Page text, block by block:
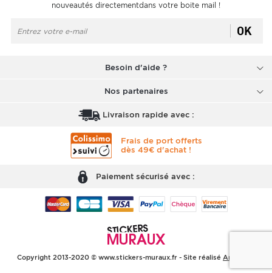
nouveautés directementdans votre boite mail !
OK
Besoin d'aide ?
Nos partenaires
Livraison rapide avec :
Frais de port offerts
dès 49€ d'achat !
Paiement sécurisé avec :
Copyright 2013-2020 © www.stickers-muraux.fr - Site réalisé Arobases